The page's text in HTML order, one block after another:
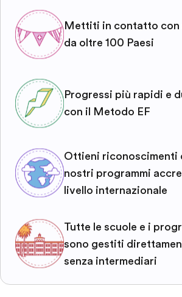
Mettiti in contatto con
da oltre 100 Paesi
Progressi più rapidi e
con il Metodo EF
Ottieni riconoscimenti
nostri programmi
livello internazionale
Tutte le scuole e i
sono gestiti
senza intermediari